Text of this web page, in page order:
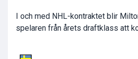
I och med NHL-kontraktet blir
spelaren från årets draftklass att